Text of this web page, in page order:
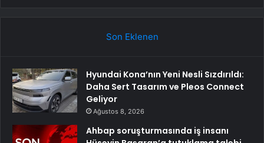
Son Eklenen
Hyundai Kona’nın Yeni Nesli Sızdırıldı:
Daha Sert Tasarım ve Pleos Connect
Geliyor
Ağustos 8, 2026
Ahbap soruşturmasında iş insanı